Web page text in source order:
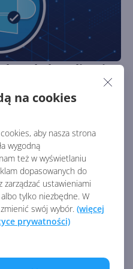
na cookies
aby nasza strona
wygodną
też w wyświetlaniu
dopasowanych do
ustawieniami
tylko niezbędne. W
swój wybór. (więcej
prywatności)
aktualizacje
23.09.2024, 13:00
do czasu, aż będzie mógł
odpowiednie